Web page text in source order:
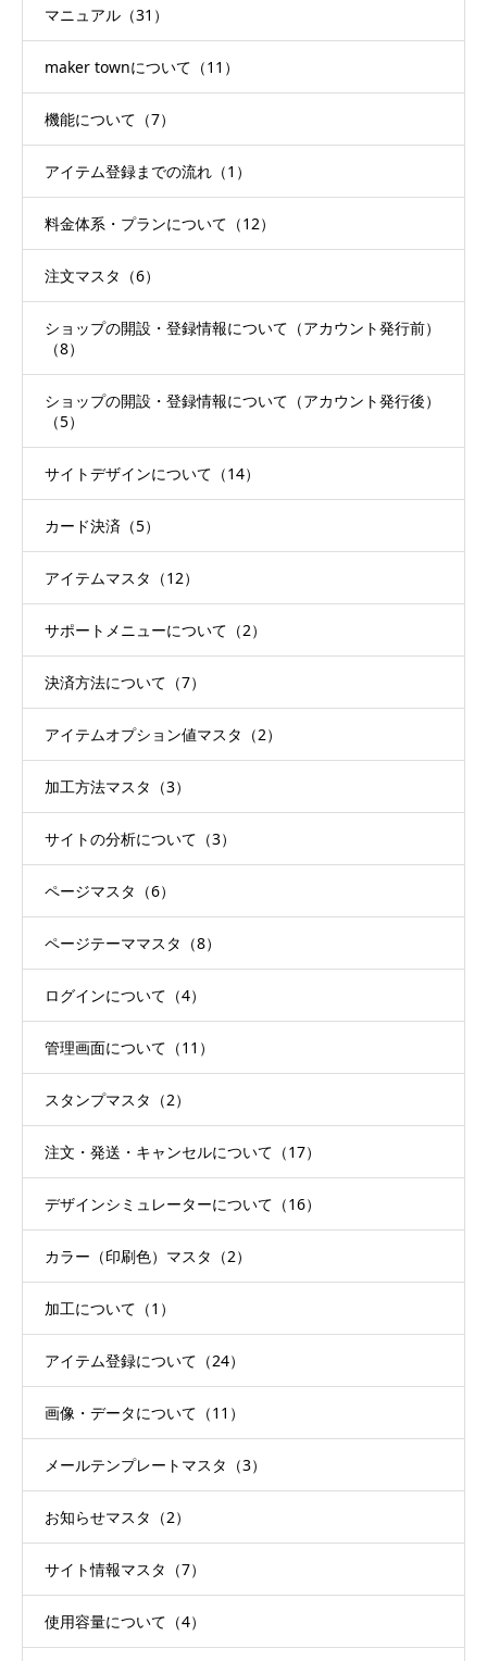
マニュアル（31）
maker townについて（11）
機能について（7）
アイテム登録までの流れ（1）
料金体系・プランについて（12）
注文マスタ（6）
ショップの開設・登録情報について（アカウント発行前）
（8）
ショップの開設・登録情報について（アカウント発行後）
（5）
サイトデザインについて（14）
カード決済（5）
アイテムマスタ（12）
サポートメニューについて（2）
決済方法について（7）
アイテムオプション値マスタ（2）
加工方法マスタ（3）
サイトの分析について（3）
ページマスタ（6）
ページテーママスタ（8）
ログインについて（4）
管理画面について（11）
スタンプマスタ（2）
注文・発送・キャンセルについて（17）
デザインシミュレーターについて（16）
カラー（印刷色）マスタ（2）
加工について（1）
アイテム登録について（24）
画像・データについて（11）
メールテンプレートマスタ（3）
お知らせマスタ（2）
サイト情報マスタ（7）
使用容量について（4）